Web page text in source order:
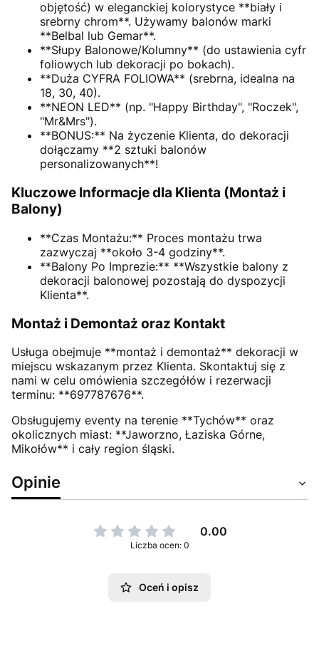
objętość) w eleganckiej kolorystyce **biały i
srebrny chrom**. Używamy balonów marki
**Belbal lub Gemar**.
**Słupy Balonowe/Kolumny** (do ustawienia cyfr
foliowych lub dekoracji po bokach).
**Duża CYFRA FOLIOWA** (srebrna, idealna na
18, 30, 40).
**NEON LED** (np. "Happy Birthday", "Roczek",
"Mr&Mrs").
**BONUS:** Na życzenie Klienta, do dekoracji
dołączamy **2 sztuki balonów
personalizowanych**!
Kluczowe Informacje dla Klienta (Montaż i
Balony)
**Czas Montażu:** Proces montażu trwa
zazwyczaj **około 3-4 godziny**.
**Balony Po Imprezie:** **Wszystkie balony z
dekoracji balonowej pozostają do dyspozycji
Klienta**.
Montaż i Demontaż oraz Kontakt
Usługa obejmuje **montaż i demontaż** dekoracji w
miejscu wskazanym przez Klienta. Skontaktuj się z
nami w celu omówienia szczegółów i rezerwacji
terminu: **697787676**.
Obsługujemy eventy na terenie **Tychów** oraz
okolicznych miast: **Jaworzno, Łaziska Górne,
Mikołów** i cały region śląski.
Opinie
0.00
Liczba ocen: 0
Oceń i opisz